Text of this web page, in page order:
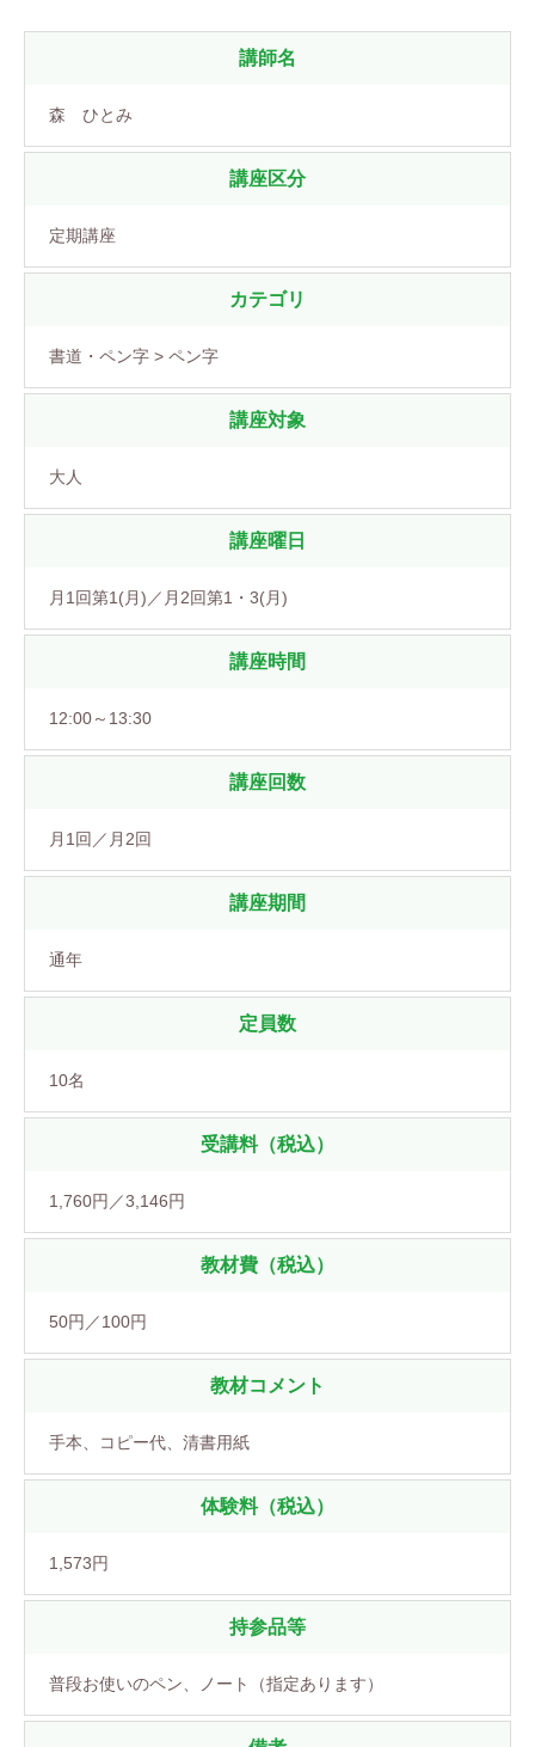
講師名
森 ひとみ
講座区分
定期講座
カテゴリ
書道・ペン字 > ペン字
講座対象
大人
講座曜日
月1回第1(月)／月2回第1・3(月)
講座時間
12:00～13:30
講座回数
月1回／月2回
講座期間
通年
定員数
10名
受講料（税込）
1,760円／3,146円
教材費（税込）
50円／100円
教材コメント
手本、コピー代、清書用紙
体験料（税込）
1,573円
持参品等
普段お使いのペン、ノート（指定あります）